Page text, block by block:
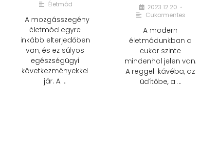
Életmód
A mozgásszegény
életmód egyre
inkább elterjedőben
van, és ez súlyos
egészségügyi
következményekkel
jár. A …
2023.12.20. •
Cukormentes
A modern
életmódunkban a
cukor szinte
mindenhol jelen van.
A reggeli kávéba, az
üdítőbe, a …